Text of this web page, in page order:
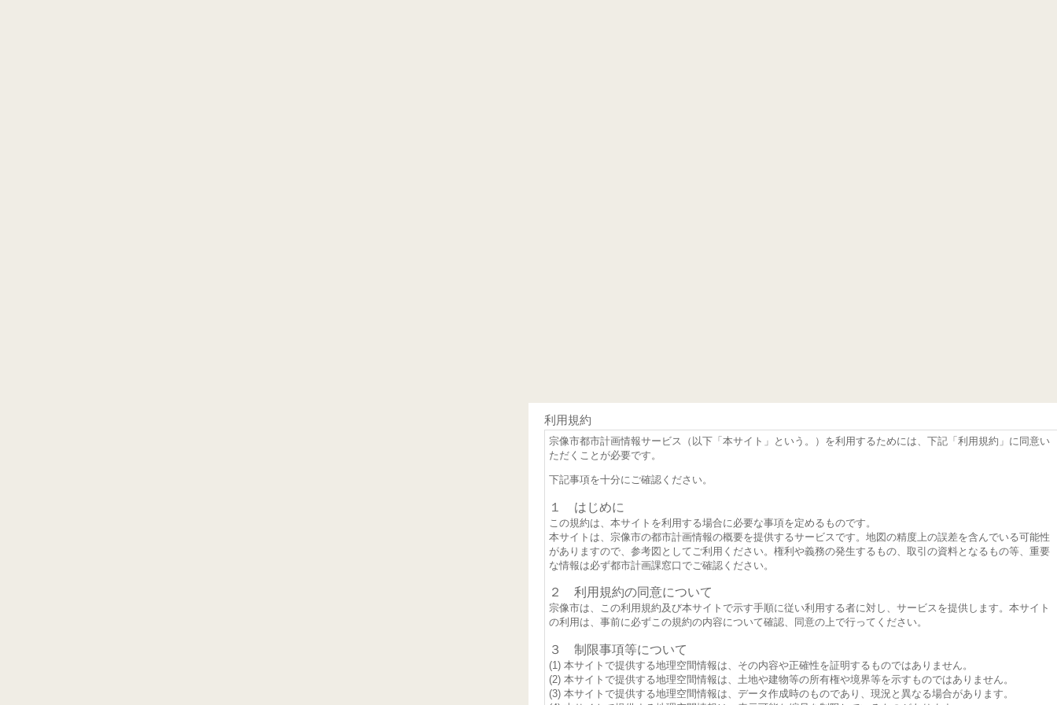
利用規約
宗像市都市計画情報サービス（以下「本サイト」という。）を利用するためには、下記「利用規約」に同意い
ただくことが必要です。
下記事項を十分にご確認ください。
１ はじめに
この規約は、本サイトを利用する場合に必要な事項を定めるものです。
本サイトは、宗像市の都市計画情報の概要を提供するサービスです。地図の精度上の誤差を含んでいる可能性
がありますので、参考図としてご利用ください。権利や義務の発生するもの、取引の資料となるもの等、重要
な情報は必ず都市計画課窓口でご確認ください。
２ 利用規約の同意について
宗像市は、この利用規約及び本サイトで示す手順に従い利用する者に対し、サービスを提供します。本サイト
の利用は、事前に必ずこの規約の内容について確認、同意の上で行ってください。
３ 制限事項等について
本サイトで提供する地理空間情報は、その内容や正確性を証明するものではありません。
本サイトで提供する地理空間情報は、土地や建物等の所有権や境界等を示すものではありません。
本サイトで提供する地理空間情報は、データ作成時のものであり、現況と異なる場合があります。